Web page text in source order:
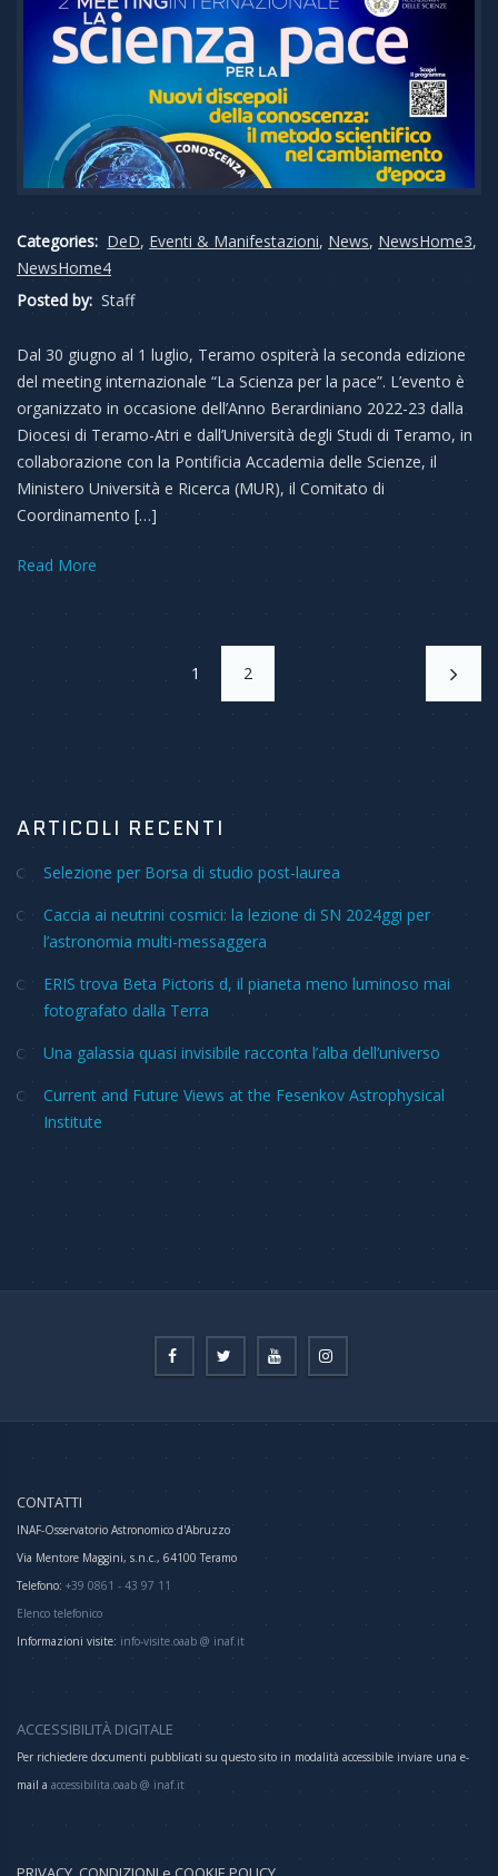
Categories: DeD, Eventi & Manifestazioni, News, NewsHome3,
NewsHome4
Posted by: Staff
Dal 30 giugno al 1 luglio, Teramo ospiterà la seconda edizione
del meeting internazionale “La Scienza per la pace”. L’evento è
organizzato in occasione dell’Anno Berardiniano 2022-23 dalla
Diocesi di Teramo-Atri e dall’Università degli Studi di Teramo, in
collaborazione con la Pontificia Accademia delle Scienze, il
Ministero Università e Ricerca (MUR), il Comitato di
Coordinamento […]
Read More
1 2
ARTICOLI RECENTI
Selezione per Borsa di studio post-laurea
Caccia ai neutrini cosmici: la lezione di SN 2024ggi per
l’astronomia multi-messaggera
ERIS trova Beta Pictoris d, il pianeta meno luminoso mai
fotografato dalla Terra
Una galassia quasi invisibile racconta l’alba dell’universo
Current and Future Views at the Fesenkov Astrophysical
Institute
CONTATTI
INAF-Osservatorio Astronomico d'Abruzzo
Via Mentore Maggini, s.n.c., 64100 Teramo
Telefono: +39 0861 - 43 97 11
Elenco telefonico
Informazioni visite: info-visite.oaab @ inaf.it
ACCESSIBILITÀ DIGITALE
Per richiedere documenti pubblicati su questo sito in modalità accessibile inviare una e-
mail a accessibilita.oaab @ inaf.it